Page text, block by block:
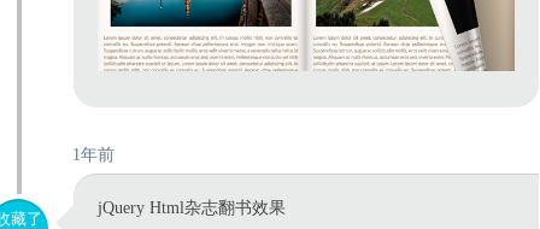
1年前
藏了
jQuery Html杂志翻书效果